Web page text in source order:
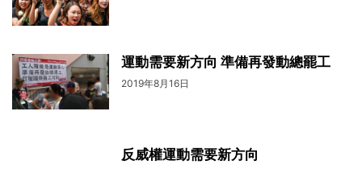
運動需要新方向 準備再發動總罷工
2019年8月16日
反威權運動需要新方向